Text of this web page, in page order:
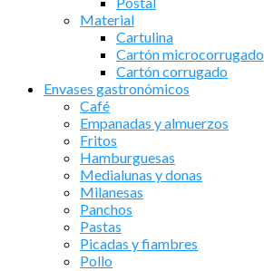
Material
Cartulina
Cartón microcorrugado
Cartón corrugado
Envases gastronómicos
Café
Empanadas y almuerzos
Fritos
Hamburguesas
Medialunas y donas
Milanesas
Panchos
Pastas
Picadas y fiambres
Pollo